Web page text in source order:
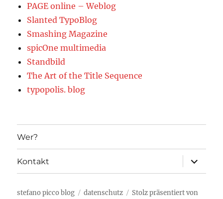
PAGE online – Weblog
Slanted TypoBlog
Smashing Magazine
spicOne multimedia
Standbild
The Art of the Title Sequence
typopolis. blog
Wer?
Kontakt
öffnen
stefano picco blog datenschutz Stolz präsentiert von